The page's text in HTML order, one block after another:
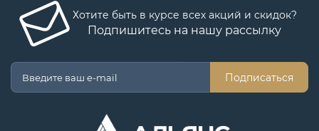
Хотите быть в курсе всех акций и скидок?
Подпишитесь на нашу рассылку
Подписаться